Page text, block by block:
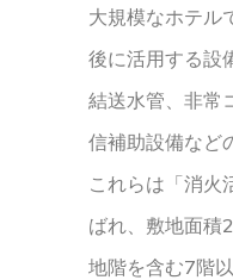
大規模なホテル
後に活用する設
結送水管、非常
信補助設備など
これらは「消火
ばれ、敷地面積
地階を含む7階